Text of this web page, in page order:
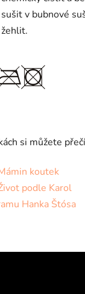
v bubnové
si můžete
koutek
podle Karol
Hanka Štósa